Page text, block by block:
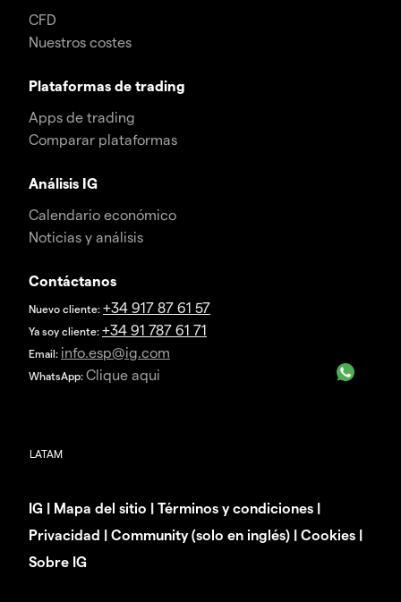
CFD
Nuestros costes
Plataformas de trading
Apps de trading
Comparar plataformas
Análisis IG
Calendario económico
Noticias y análisis
Contáctanos
Nuevo cliente: +34 917 87 61 57
Ya soy cliente: +34 91 787 61 71
Email: info.esp@ig.com
WhatsApp: Clique aqui
IG | Mapa del sitio | Términos y condiciones |
Privacidad | Community (solo en inglés) | Cookies |
Sobre IG